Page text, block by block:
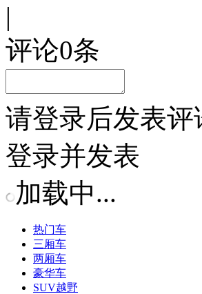
|
评论0条
请登录后发表
登录并发表
加载中...
热门车
三厢车
两厢车
豪华车
SUV越野